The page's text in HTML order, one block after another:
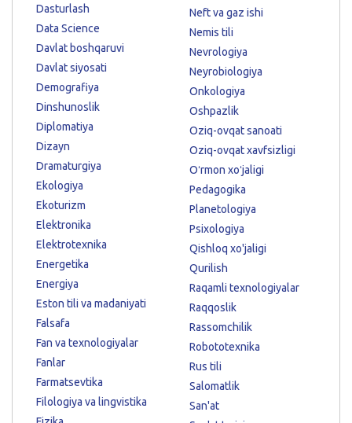
Dasturlash
Data Science
Davlat boshqaruvi
Davlat siyosati
Demografiya
Dinshunoslik
Diplomatiya
Dizayn
Dramaturgiya
Ekologiya
Ekoturizm
Elektronika
Elektrotexnika
Energetika
Energiya
Eston tili va madaniyati
Falsafa
Fan va texnologiyalar
Fanlar
Farmatsevtika
Filologiya va lingvistika
Neft va gaz ishi
Nemis tili
Nevrologiya
Neyrobiologiya
Onkologiya
Oshpazlik
Oziq-ovqat sanoati
Oziq-ovqat xavfsizligi
Oʻrmon xoʻjaligi
Pedagogika
Planetologiya
Psixologiya
Qishloq xo'jaligi
Qurilish
Raqamli texnologiyalar
Raqqoslik
Rassomchilik
Robototexnika
Rus tili
Salomatlik
San'at